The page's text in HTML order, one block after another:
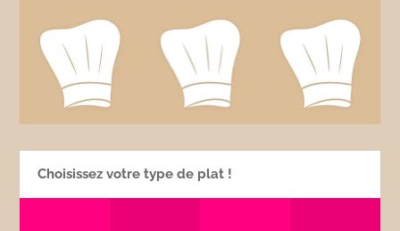
Choisissez votre type de plat !